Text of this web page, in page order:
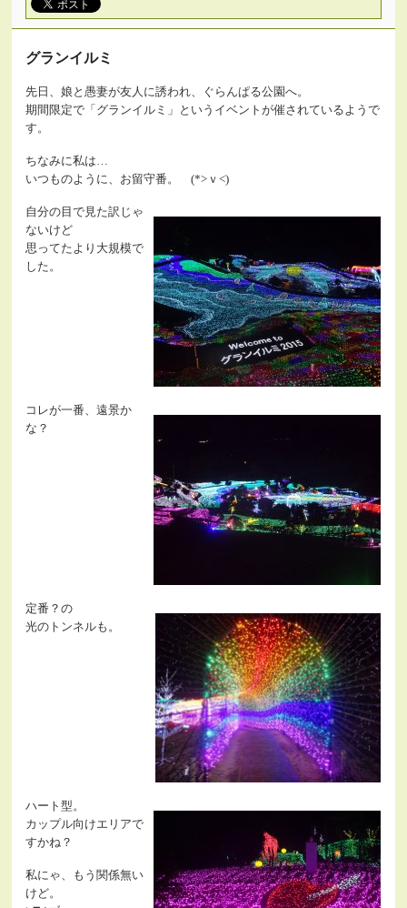
グランイルミ
先日、娘と愚妻が友人に誘われ、ぐらんぱる公園へ。
期間限定で「グランイルミ」というイベントが催されているようで
す。
ちなみに私は…
いつものように、お留守番。 (*>ｖ<)
自分の目で見た訳じゃ
ないけど
思ってたより大規模で
した。
コレが一番、遠景か
な？
定番？の
光のトンネルも。
ハート型。
カップル向けエリアで
すかね？
私にゃ、もう関係無い
けど。